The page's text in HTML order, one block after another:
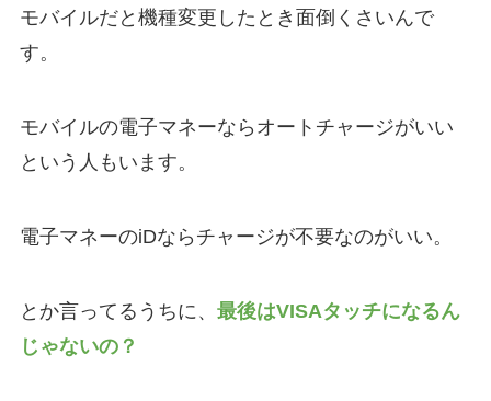
モバイルだと機種変更したとき面倒くさいんで
す。
モバイルの電子マネーならオートチャージがいい
という人もいます。
電子マネーのiDならチャージが不要なのがいい。
とか言ってるうちに、 最後はVISAタッチになるん
じゃないの？